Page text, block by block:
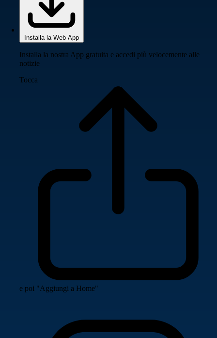
Installa la Web App
Installa la nostra App gratuita e accedi più velocemente alle
notizie
Tocca
e poi "Aggiungi a Home"